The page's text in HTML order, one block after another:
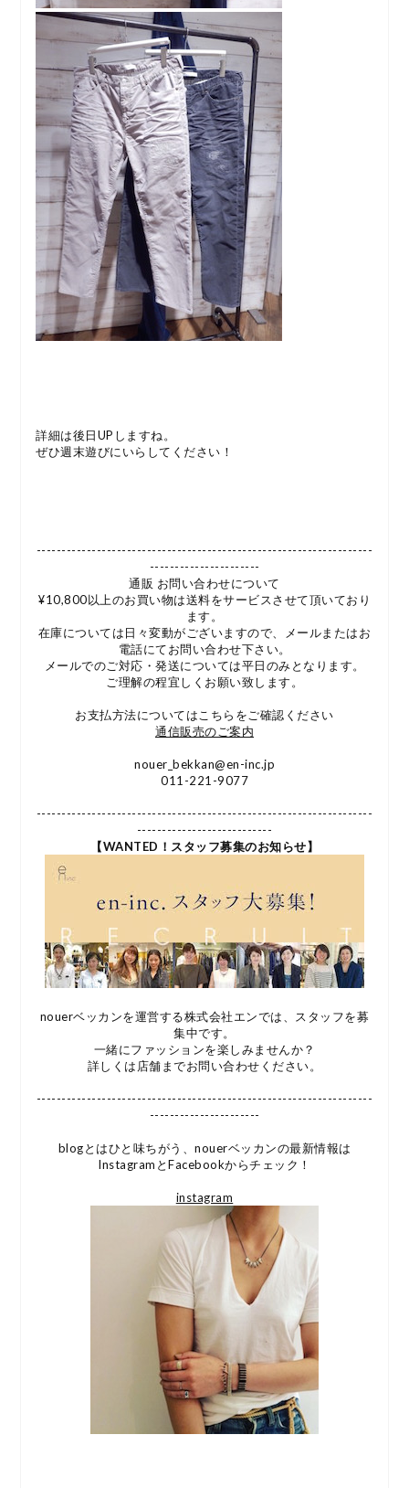
詳細は後日UPしますね。
ぜひ週末遊びにいらしてください！
-------------------------------------------------------------------
----------------------
通販 お問い合わせについて
¥10,800以上のお買い物は送料をサービスさせて頂いており
ます。
在庫については日々変動がございますので、メールまたはお
電話にてお問い合わせ下さい。
メールでのご対応・発送については平日のみとなります。
ご理解の程宜しくお願い致します。
お支払方法についてはこちらをご確認ください
通信販売のご案内
nouer_bekkan@en-inc.jp
011-221-9077
-------------------------------------------------------------------
---------------------------
【WANTED！スタッフ募集のお知らせ】
nouerベッカンを運営する株式会社エンでは、スタッフを募
集中です。
一緒にファッションを楽しみませんか？
詳しくは店舗までお問い合わせください。
-------------------------------------------------------------------
----------------------
blogとはひと味ちがう、nouerベッカンの最新情報は
InstagramとFacebookからチェック！
instagram